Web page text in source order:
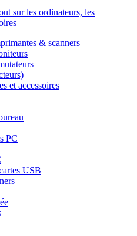
sur les ordinateurs, les
& scanners
et accessoires
PC
USB